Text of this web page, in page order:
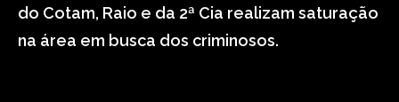
do Cotam, Raio e da 2ª Cia realizam saturação
na área em busca dos criminosos.